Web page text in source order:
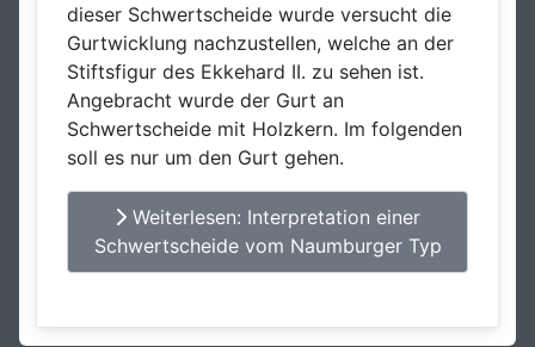
dieser Schwertscheide wurde versucht die
Gurtwicklung nachzustellen, welche an der
Stiftsfigur des Ekkehard II. zu sehen ist.
Angebracht wurde der Gurt an
Schwertscheide mit Holzkern. Im folgenden
soll es nur um den Gurt gehen.
Weiterlesen: Interpretation einer
Schwertscheide vom Naumburger Typ